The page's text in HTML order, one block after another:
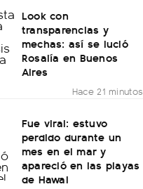
Look con
transparencias y
mechas: así se lució
Rosalía en Buenos
Aires
Hace 21 minutos
Fue viral: estuvo
perdido durante un
mes en el mar y
apareció en las playas
de Hawai